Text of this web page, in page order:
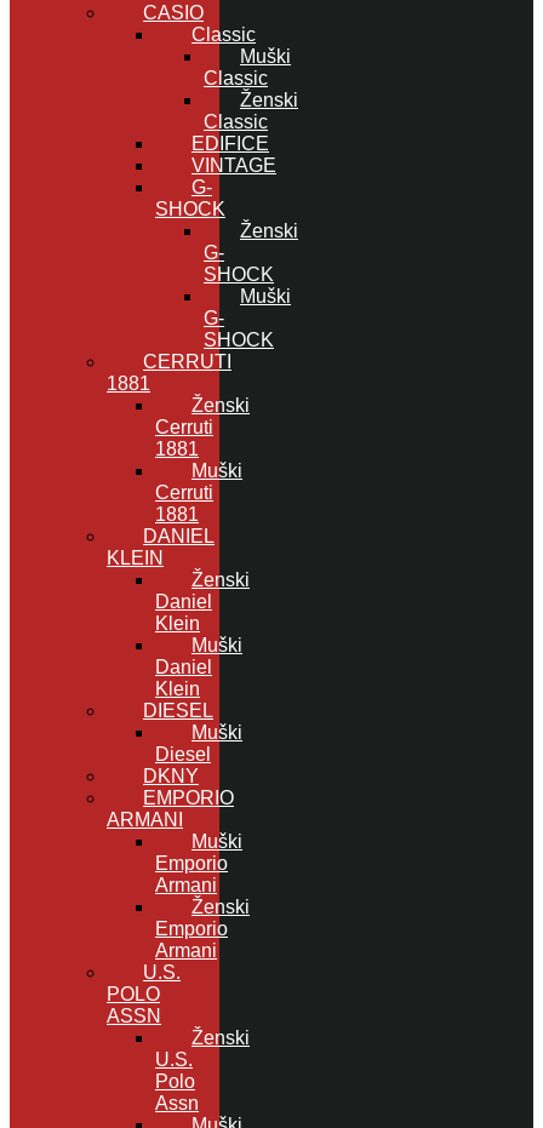
CASIO
Classic
Muški
Classic
Ženski
Classic
EDIFICE
VINTAGE
G-
SHOCK
Ženski
G-
SHOCK
Muški
G-
SHOCK
CERRUTI
1881
Ženski
Cerruti
1881
Muški
Cerruti
1881
DANIEL
KLEIN
Ženski
Daniel
Klein
Muški
Daniel
Klein
DIESEL
Muški
Diesel
DKNY
EMPORIO
ARMANI
Muški
Emporio
Armani
Ženski
Emporio
Armani
U.S.
POLO
ASSN
Ženski
U.S.
Polo
Assn